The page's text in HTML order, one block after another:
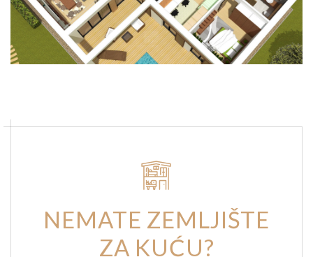
NEMATE ZEMLJIŠTE
ZA KUĆU?